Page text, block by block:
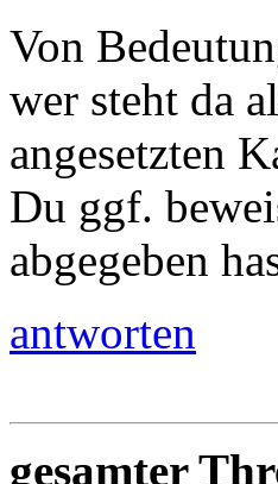
Von
wer steht da
angesetzten
Du ggf.
abgegeben
antworten
gesamter